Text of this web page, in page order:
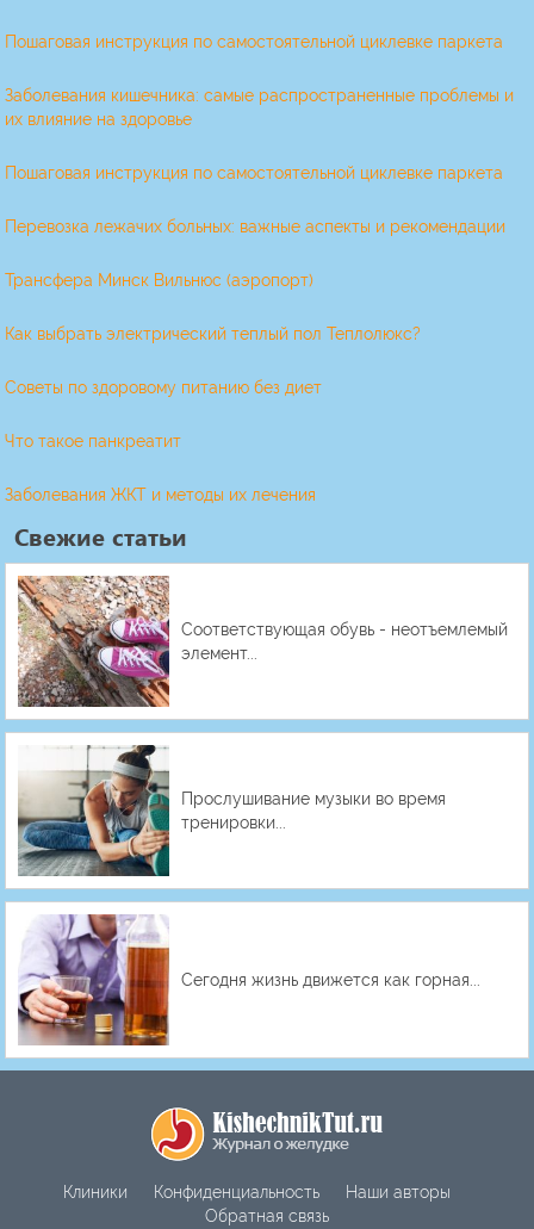
Пошаговая инструкция по самостоятельной циклевке паркета
Заболевания кишечника: самые распространенные проблемы и
их влияние на здоровье
Пошаговая инструкция по самостоятельной циклевке паркета
Перевозка лежачих больных: важные аспекты и рекомендации
Трансфера Минск Вильнюс (аэропорт)
Как выбрать электрический теплый пол Теплолюкс?
Советы по здоровому питанию без диет
Что такое панкреатит
Заболевания ЖКТ и методы их лечения
Свежие статьи
Соответствующая обувь - неотъемлемый
элемент...
Прослушивание музыки во время
тренировки...
Сегодня жизнь движется как горная...
Клиники Конфиденциальность
Наши авторы
Обратная связь